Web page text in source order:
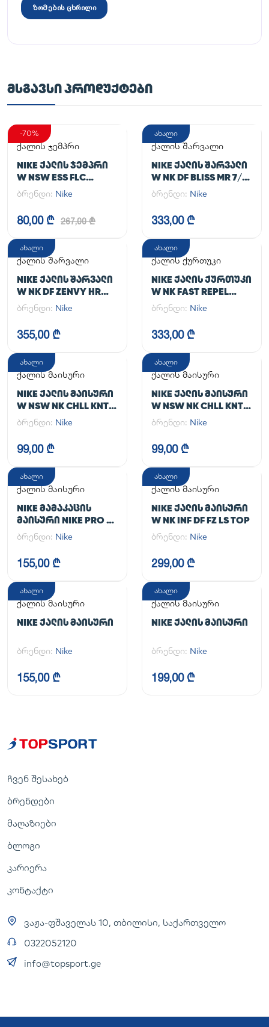
ზომების ცხრილი
ᲛᲡᲒᲐᲕᲡᲘ ᲞᲠᲝᲓᲣᲥᲢᲔᲑᲘ
-70%
ქალის ჯემპრი
NIKE ᲥᲐᲚᲘᲡ ᲯᲔᲛᲞᲠᲘ
W NSW ESS FLC
HOODIE CLCTN RE
ბრენდი: Nike
80,00 ₾ 267,00 ₾
ახალი
ქალის შარვალი
NIKE ᲥᲐᲚᲘᲡ ᲨᲐᲠᲕᲐᲚᲘ
W NK DF BLISS MR 7/8
JOGGER
ბრენდი: Nike
333,00 ₾
ახალი
ქალის შარვალი
NIKE ᲥᲐᲚᲘᲡ ᲨᲐᲠᲕᲐᲚᲘ
W NK DF ZENVY HR
TGHT
ბრენდი: Nike
355,00 ₾
ახალი
ქალის ქურთუკი
NIKE ᲥᲐᲚᲘᲡ ᲥᲣᲠᲗᲣᲙᲘ
W NK FAST REPEL
JACKET
ბრენდი: Nike
333,00 ₾
ახალი
ქალის მაისური
NIKE ᲥᲐᲚᲘᲡ ᲛᲐᲘᲡᲣᲠᲘ
W NSW NK CHLL KNT
MD CRP
ბრენდი: Nike
99,00 ₾
ახალი
ქალის მაისური
NIKE ᲥᲐᲚᲘᲡ ᲛᲐᲘᲡᲣᲠᲘ
W NSW NK CHLL KNT
MD CRP
ბრენდი: Nike
99,00 ₾
ახალი
ქალის მაისური
NIKE ᲛᲐᲛᲐᲙᲐᲪᲘᲡ
ᲛᲐᲘᲡᲣᲠᲘ NIKE PRO DF
365 CROP LS
ბრენდი: Nike
155,00 ₾
ახალი
ქალის მაისური
NIKE ᲥᲐᲚᲘᲡ ᲛᲐᲘᲡᲣᲠᲘ
W NK INF DF FZ LS TOP
ბრენდი: Nike
299,00 ₾
ახალი
ქალის მაისური
NIKE ᲥᲐᲚᲘᲡ ᲛᲐᲘᲡᲣᲠᲘ
ბრენდი: Nike
155,00 ₾
ახალი
ქალის მაისური
NIKE ᲥᲐᲚᲘᲡ ᲛᲐᲘᲡᲣᲠᲘ
ბრენდი: Nike
199,00 ₾
ჩვენ შესახებ
ბრენდები
მაღაზიები
ბლოგი
კარიერა
კონტაქტი
ვაჟა-ფშაველას 10, თბილისი, საქართველო
0322052120
info@topsport.ge